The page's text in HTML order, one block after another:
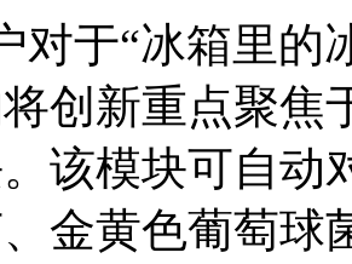
对于“冰箱里的
创新重点聚焦
该模块可自动
金黄色葡萄球